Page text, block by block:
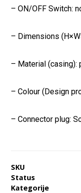
– ON/OFF Switch:
– Dimensions
– Material (casing):
– Colour (Design
– Connector plug:
SKU
Status
Kategorije